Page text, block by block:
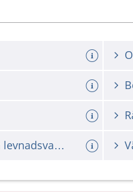
Vill du ha stöd att ändra dina levnadsvanor?